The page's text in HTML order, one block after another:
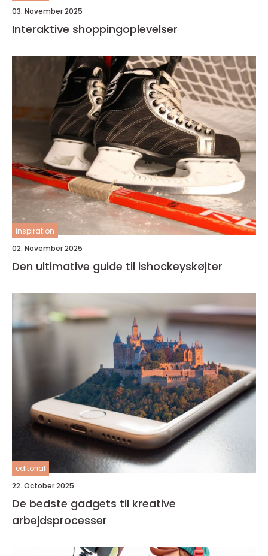
03. November 2025
Interaktive shoppingoplevelser
inspiration
02. November 2025
Den ultimative guide til ishockeyskøjter
editorial
22. October 2025
De bedste gadgets til kreative
arbejdsprocesser